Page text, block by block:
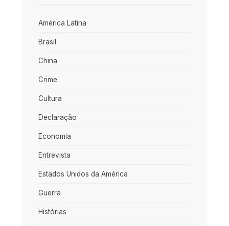
América Latina
Brasil
China
Crime
Cultura
Declaração
Economia
Entrevista
Estados Unidos da América
Guerra
Histórias